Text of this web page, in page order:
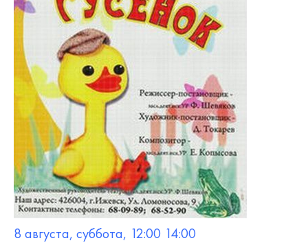
8 августа, суббота, 12:00 14:00